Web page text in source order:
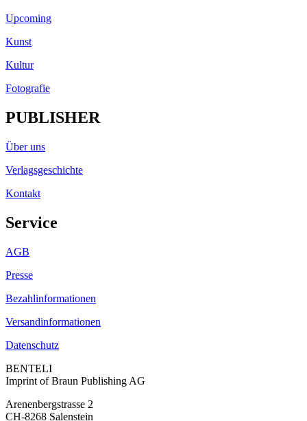
Upcoming
Kunst
Kultur
Fotografie
PUBLISHER
Über uns
Verlagsgeschichte
Kontakt
Service
AGB
Presse
Bezahlinformationen
Versandinformationen
Datenschutz
BENTELI
Imprint of Braun Publishing AG
Arenenbergstrasse 2
CH-8268 Salenstein